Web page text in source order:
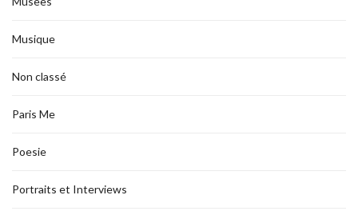
Musique
Non classé
Paris Me
Poesie
Portraits et Interviews